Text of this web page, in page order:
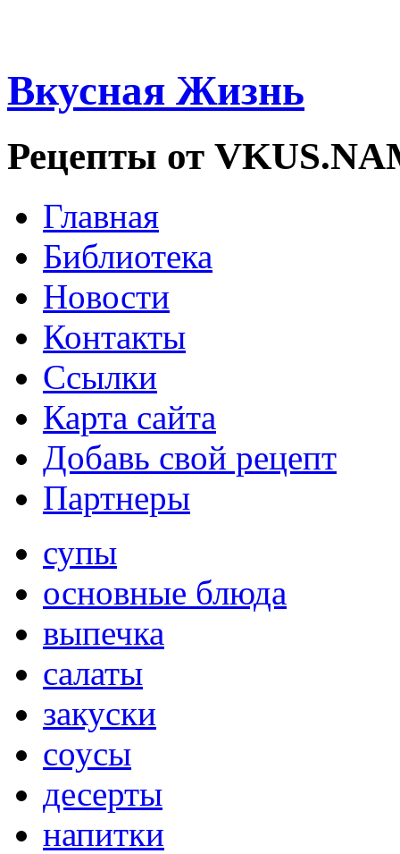
Вкусная Жизнь
Рецепты от
Главная
Библиотека
Новости
Контакты
Ссылки
Карта сайта
Добавь свой рецепт
Партнеры
супы
основные блюда
выпечка
салаты
закуски
соусы
десерты
напитки